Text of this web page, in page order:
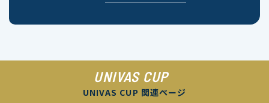
UNIVAS CUP
UNIVAS CUP 関連ページ